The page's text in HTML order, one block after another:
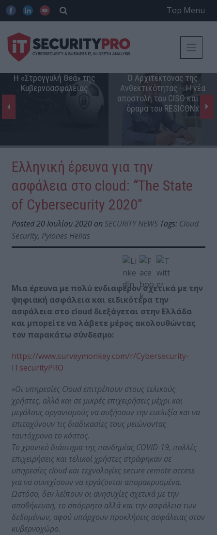
Top Menu
Η «Στρογγυλή Θεά» της
Κυβερνοασφάλειας
Ο Αρχιτέκτονας της
Ανθεκτικότητας – Η νέα
αποστολή του CISO και το
όραμα του RESICONx
Ελληνική έρευνα για την
ασφάλεια στο cloud: “The State
of Cybersecurity 2020”
Posted 20 Ιουλίου 2020 on SECURITY NEWS Tags: Cloud
Security, Pylones Hellas
Μια έρευνα με πολύ ενδιαφέρον σχετικά με την
ψηφιακή ασφάλεια και ειδικότερα την
ασφάλεια στο cloud διεξάγεται στην Ελλάδα
και μπορείτε να λάβετε μέρος ακολουθώντας
τον παρακάτω σύνδεσμο:
https://www.surveymonkey.com/r/Cybersecurity-
ITsecurityPRO
«Οι υπηρεσίες Cloud επιτρέπουν στους τελικούς
χρήστες, αλλά και σε μικρές επιχειρήσεις μέχρι και
μεγάλους οργανισμούς να αυξήσουν την ευελιξία και να
επιταχύνουν τις διαδικασίες τους μειώνοντας
ταυτόχρονα το κόστος.
Το χρονικό διάστημα της πανδημίας COVID-19, πολλές
επιχειρήσεις και τελικοί χρήστες στράφηκαν σε
υπηρεσίες cloud και τεχνολογίες secure remote access
για να συνεχίσουν να εργάζονται απομακρυσμένα.
Ωστόσο, δεν λείπουν οι ανησυχίες σχετικά με την
αποθήκευση, το απόρρητο αλλά και την ασφάλεια των
δεδομένων, αφού υπάρχουν προκλήσεις ασφάλειας στον
κυβερνοχώρο.